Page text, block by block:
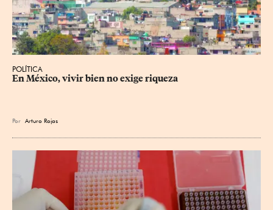
POLÍTICA
En México, vivir bien no exige riqueza
Por Arturo Rojas